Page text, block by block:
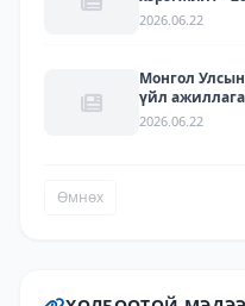
2026.06.22
Монгол
үйл
арга
2026.06.22
Өмнөх